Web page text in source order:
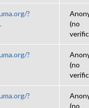
?
(no
?
(no
?
(no